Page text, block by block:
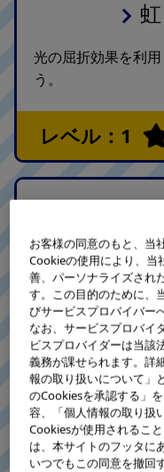
虹
光の屈折効果を利
う。
レベル：1
お客様の同意のもと、当
Cookieの使用により、当
善、パーソナライズされ
す。この目的のために、
びサービスプロバイバー
なお、サービスプロバイ
ビスプロバイダーは当該
義務が課せられます。詳
報の取り扱いについて」
のCookiesを承認する」
容、「個人情報の取り扱
Cookiesが使用されるこ
は、本サイトのフッタに
いつでもこの同意を撤回